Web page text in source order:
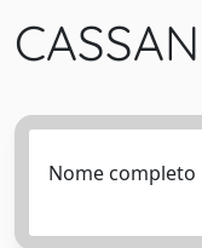
Nome completo